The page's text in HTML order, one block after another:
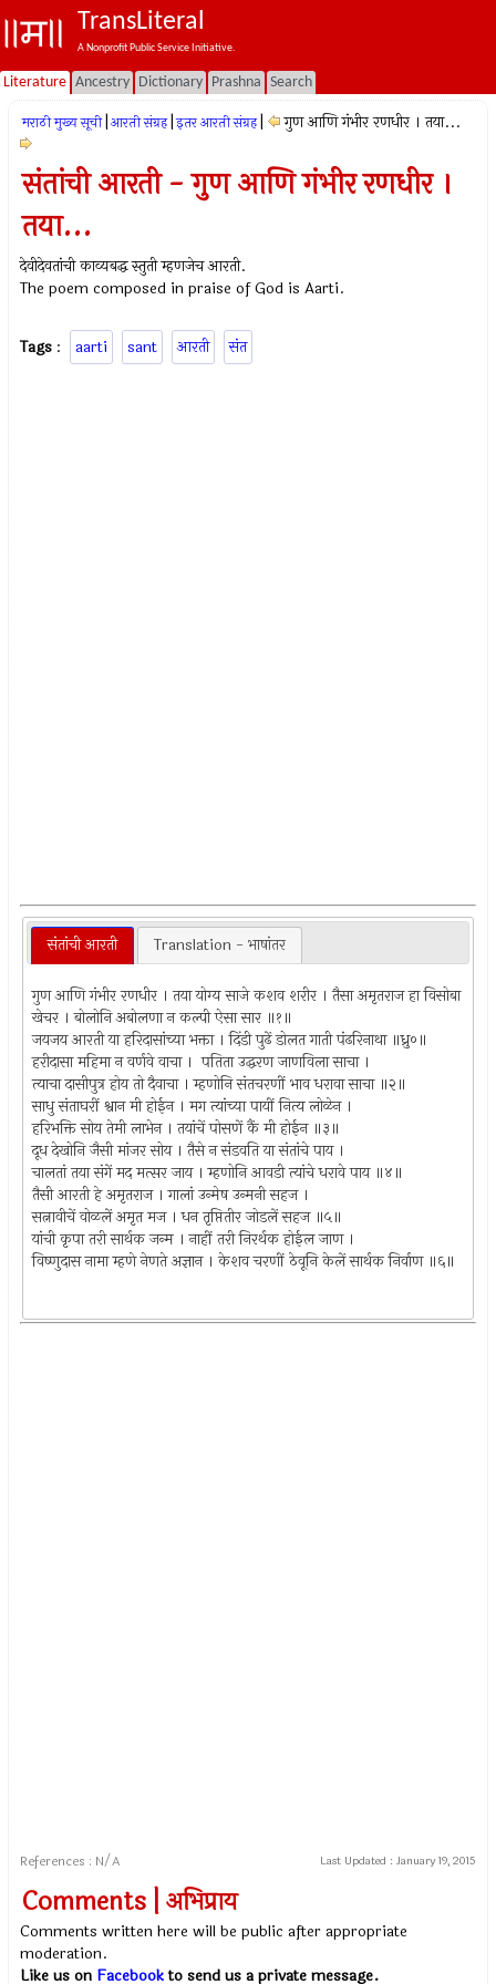
TransLiteral
A Nonprofit Public Service Initiative.
Literature Ancestry Dictionary Prashna Search
मराठी मुख्य सूची आरती संग्रह इतर आरती संग्रह गुण आणि गंभीर रणधीर । तया...
संतांची आरती - गुण आणि गंभीर रणधीर ।
तया...
देवीदेवतांची काव्यबद्ध स्तुती म्हणजेच आरती.
The poem composed in praise of God is Aarti.
Tags : aarti sant आरती संत
संतांची आरती Translation - भाषांतर
गुण आणि गंभीर रणधीर । तया योग्य साजे कशव शरीर । तैसा अमृतराज हा विसोबा
खेचर । बोलोनि अबोलणा न कल्पी ऐसा सार ॥१॥
जयजय आरती या हरिदासांच्या भक्ता । दिंडी पुढें डोलत गाती पंढरिनाथा ॥ध्रु०॥
हरीदासा महिमा न वर्णवे वाचा । पतिता उद्धरण जाणविला साचा ।
त्याचा दासीपुत्र होय तो दैवाचा । म्हणोनि संतचरणीं भाव धरावा साचा ॥२॥
साधु संताघरीं श्वान मी होईन । मग त्यांच्या पायीं नित्य लोळेन ।
हरिभक्ति सोय तेमी लाभेन । तयांचें पोसणें कैं मी होईन ॥३॥
दूध देखोनि जैसी मांजर सोय । तैसे न संडवति या संतांचे पाय ।
चालतां तया संगें मद मत्सर जाय । म्हणोनि आवडी त्यांचे धरावे पाय ॥४॥
तैसी आरती हे अमृतराज । गालां उन्मेष उन्मनी सहज ।
सत्नावीचें वोळलें अमृत मज । धन तृप्तितीर जोडलें सहज ॥५॥
यांची कृपा तरी सार्थक जन्म । नाहीं तरी निरर्थक होईल जाण ।
विष्णुदास नामा म्हणे नेणते अज्ञान । केशव चरणीं ठेवूनि केलें सार्थक निर्वाण ॥६॥
References : N/A Last Updated : January 19, 2015
Comments | अभिप्राय
Comments written here will be public after appropriate
moderation.
Like us on Facebookto send us a private message.